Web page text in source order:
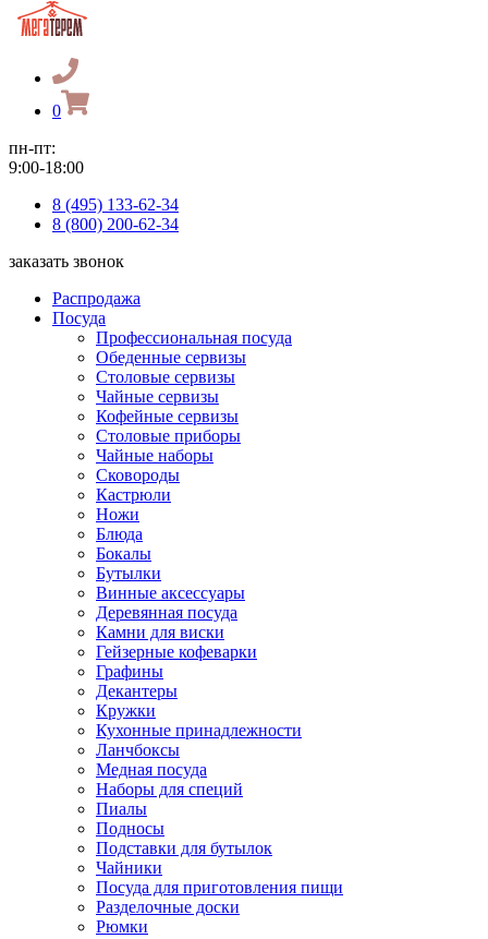
0
пн-пт:
9:00-18:00
8 (495) 133-62-34
8 (800) 200-62-34
заказать звонок
Распродажа
Посуда
Профессиональная посуда
Обеденные сервизы
Столовые сервизы
Чайные сервизы
Кофейные сервизы
Столовые приборы
Чайные наборы
Сковороды
Кастрюли
Ножи
Блюда
Бокалы
Бутылки
Винные аксессуары
Деревянная посуда
Камни для виски
Гейзерные кофеварки
Графины
Декантеры
Кружки
Кухонные принадлежности
Ланчбоксы
Медная посуда
Наборы для специй
Пиалы
Подносы
Подставки для бутылок
Чайники
Посуда для приготовления пищи
Разделочные доски
Рюмки